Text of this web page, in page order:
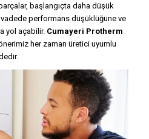
başlangıçta daha düşük
performans düşüklüğüne ve
yol açabilir. Cumayeri Protherm
her zaman üretici uyumlu